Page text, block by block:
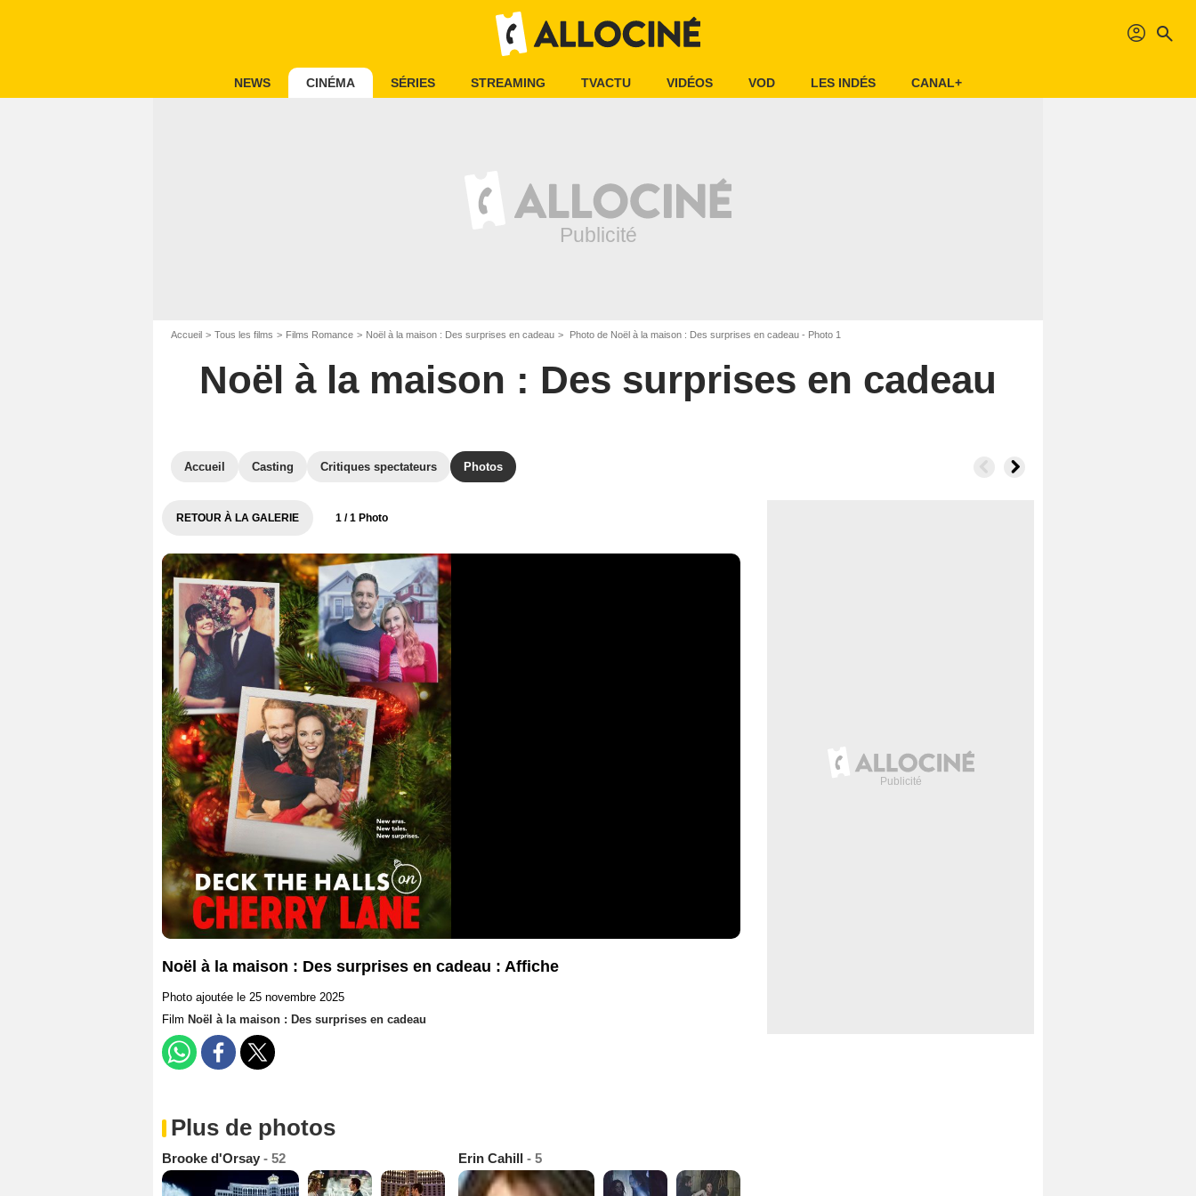
profil search
NEWS CINÉMA SÉRIES STREAMING TVACTU VIDÉOS VOD LES INDÉS CANAL+
Accueil Tous les films Films Romance Noël à la maison : Des surprises en cadeau Photo de Noël à la maison : Des surprises en cadeau - Photo 1
Noël à la maison : Des surprises en cadeau
Accueil Casting Critiques spectateurs Photos
RETOUR À LA GALERIE 1 / 1 Photo
Noël à la maison : Des surprises en cadeau : Affiche
Photo ajoutée le 25 novembre 2025
Film Noël à la maison : Des surprises en cadeau
Plus de photos
Brooke d'Orsay - 52 Erin Cahill - 5